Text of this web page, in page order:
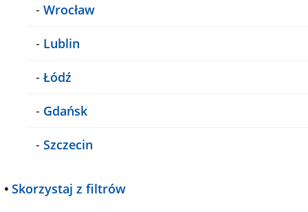
- Wrocław
- Lublin
- Łódź
- Gdańsk
- Szczecin
• Skorzystaj z filtrów